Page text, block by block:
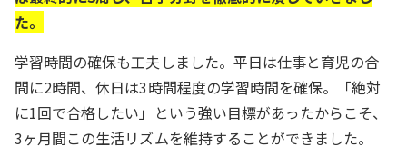
た。
学習時間の確保も工夫しました。平日は仕事と育児の合
間に2時間、休日は3時間程度の学習時間を確保。「絶対
に1回で合格したい」という強い目標があったからこそ、
3ヶ月間この生活リズムを維持することができました。